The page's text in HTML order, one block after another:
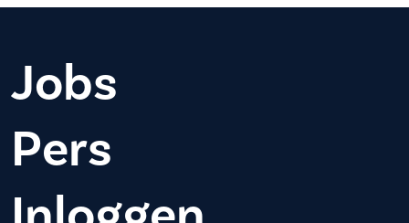
Jobs
Pers